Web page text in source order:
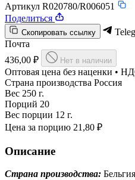
Артикул R020780/R006051
Поделиться
Скопировать ссылку
Почта
436,00 ₽
Нет в наличии
Оптовая цена без наценки •
Страна производства Россия
Вес 250 г.
Порций 20
Вес порции 12 г.
Цена за порцию 21,80 ₽
Описание
Страна производства: Бельгия